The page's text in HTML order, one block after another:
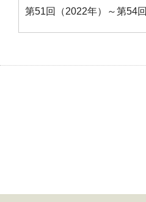
第51回（2022年）～第54